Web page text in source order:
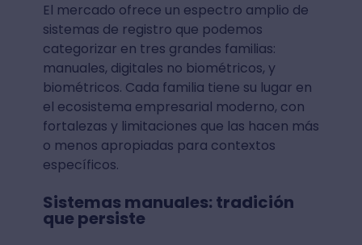
El mercado ofrece un espectro amplio de
sistemas de registro que podemos
categorizar en tres grandes familias:
manuales, digitales no biométricos, y
biométricos. Cada familia tiene su lugar en
el ecosistema empresarial moderno, con
fortalezas y limitaciones que las hacen más
o menos apropiadas para contextos
específicos.
Sistemas manuales: tradición
que persiste